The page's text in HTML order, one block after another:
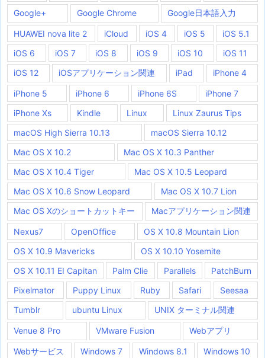
Google+
Google Chrome Google日本語入力
HUAWEI nova lite 2 iCloud iOS 4 iOS 5
iOS 5.1
iOS 6
iOS 7 iOS 8 iOS 9 iOS 10
iOS 11
iOS 12
iOSアプリケーション関連 iPad iPhone 4
iPhone 5 iPhone 6 iPhone 6S
iPhone 7
iPhone Xs
Kindle Linux
Linux Zaurus Tips
macOS High Sierra 10.13
macOS Sierra 10.12
Mac OS X 10.2
Mac OS X 10.3 Panther
Mac OS X 10.4 Tiger
Mac OS X 10.5 Leopard
Mac OS X 10.6 Snow Leopard
Mac OS X 10.7 Lion
Mac OS Xのショートカットキー
Macアプリケーション関連
Nexus7 OpenOffice
OS X 10.8 Mountain Lion
OS X 10.9 Mavericks
OS X 10.10 Yosemite
OS X 10.11 EI Capitan
Palm Clie Parallels
PatchBurn
Pixelmator
Puppy Linux Ruby Safari
Seesaa
Tumblr
ubuntu Linux UNIX ターミナル関連
Venue 8 Pro VMware Fusion Webアプリ
Webサービス Windows 7 Windows 8.1 Windows 10